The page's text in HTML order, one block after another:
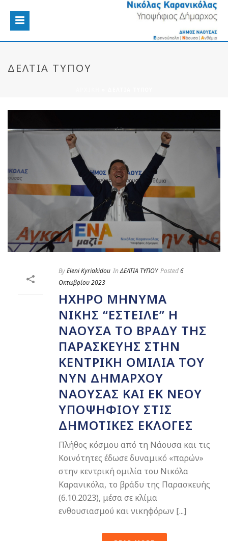
ΔΕΛΤΙΑ ΤΥΠΟΥ
ByEleni Kyriakidou InΔΕΛΤΙΑ ΤΥΠΟΥ Posted6
Οκτωβρίου 2023
ΗΧΗΡΌ ΜΉΝΥΜΑ
ΝΊΚΗΣ “ΈΣΤΕΙΛΕ” Η
ΝΆΟΥΣΑ ΤΟ ΒΡΆΔΥ ΤΗΣ
ΠΑΡΑΣΚΕΥΉΣ ΣΤΗΝ
ΚΕΝΤΡΙΚΉ ΟΜΙΛΊΑ ΤΟΥ
ΝΥΝ ΔΗΜΆΡΧΟΥ
ΝΆΟΥΣΑΣ ΚΑΙ ΕΚ ΝΈΟΥ
ΥΠΟΨΗΦΊΟΥ ΣΤΙΣ
ΔΗΜΟΤΙΚΈΣ ΕΚΛΟΓΈΣ
Πλήθος κόσμου από τη Νάουσα και τις
Κοινότητες έδωσε δυναμικό «παρών»
στην κεντρική ομιλία του Νικόλα
Καρανικόλα, το βράδυ της Παρασκευής
(6.10.2023), μέσα σε κλίμα
ενθουσιασμού και νικηφόρων [...]